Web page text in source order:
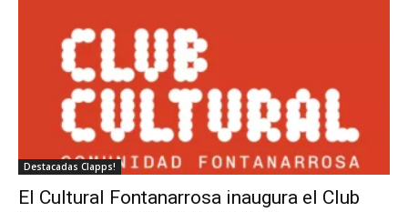
Destacadas Clapps!
El Cultural Fontanarrosa inaugura el Club